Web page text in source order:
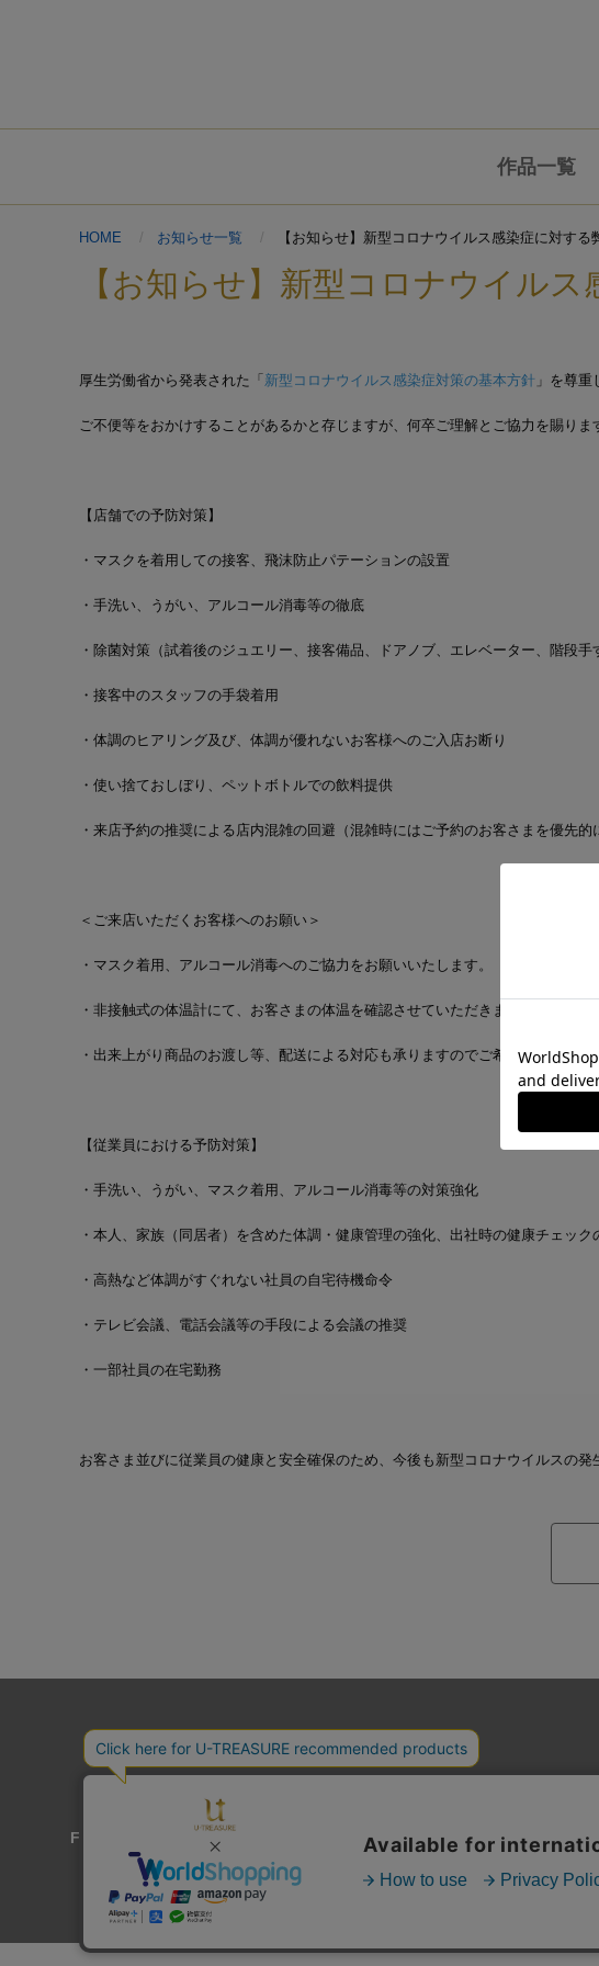
作品一覧
HOME お知らせ一覧 【お知らせ】新型コロナウイルス感染症に対す
【お知らせ】新型コロナウイル
厚生労働省から発表された「 新型コロナウイルス感染症対策の基本方針 」を尊重
ご不便等をおかけすることがあるかと存じますが、何卒ご理解とご協力を賜りま
【店舗での予防対策】
・マスクを着用しての接客、飛沫防止パテーションの設置
・手洗い、うがい、アルコール消毒等の徹底
・除菌対策（試着後のジュエリー、接客備品、ドアノブ、エレベーター、階段手
・接客中のスタッフの手袋着用
・体調のヒアリング及び、体調が優れないお客様へのご入店お断り
・使い捨ておしぼり、ペットボトルでの飲料提供
・来店予約の推奨による店内混雑の回避（混雑時にはご予約のお客さまを優先的
＜ご来店いただくお客様へのお願い＞
・マスク着用、アルコール消毒へのご協力をお願いいたします。
・非接触式の体温計にて、お客さまの体温を確認させていただきます。体温が
・出来上がり商品のお渡し等、配送による対応も承りますのでご希望の際は各
【従業員における予防対策】
・手洗い、うがい、マスク着用、アルコール消毒等の対策強化
・本人、家族（同居者）を含めた体調・健康管理の強化、出社時の健康チェック
・高熱など体調がすぐれない社員の自宅待機命令
・テレビ会議、電話会議等の手段による会議の推奨
・一部社員の在宅勤務
お客さま並びに従業員の健康と安全確保のため、今後も新型コロナウイルスの発
For Overseas Customers よくあるご質問 送料とお支払い方法